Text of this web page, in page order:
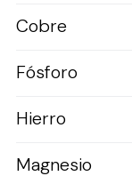
Cobre
Fósforo
Hierro
Magnesio